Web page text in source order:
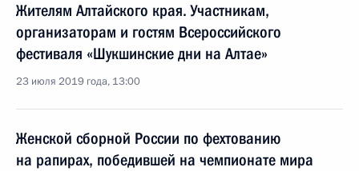
Жителям Алтайского края. Участникам,
организаторам и гостям Всероссийского
фестиваля «Шукшинские дни на Алтае»
23 июля 2019 года, 13:00
Женской сборной России по фехтованию
на рапирах, победившей на чемпионате мира